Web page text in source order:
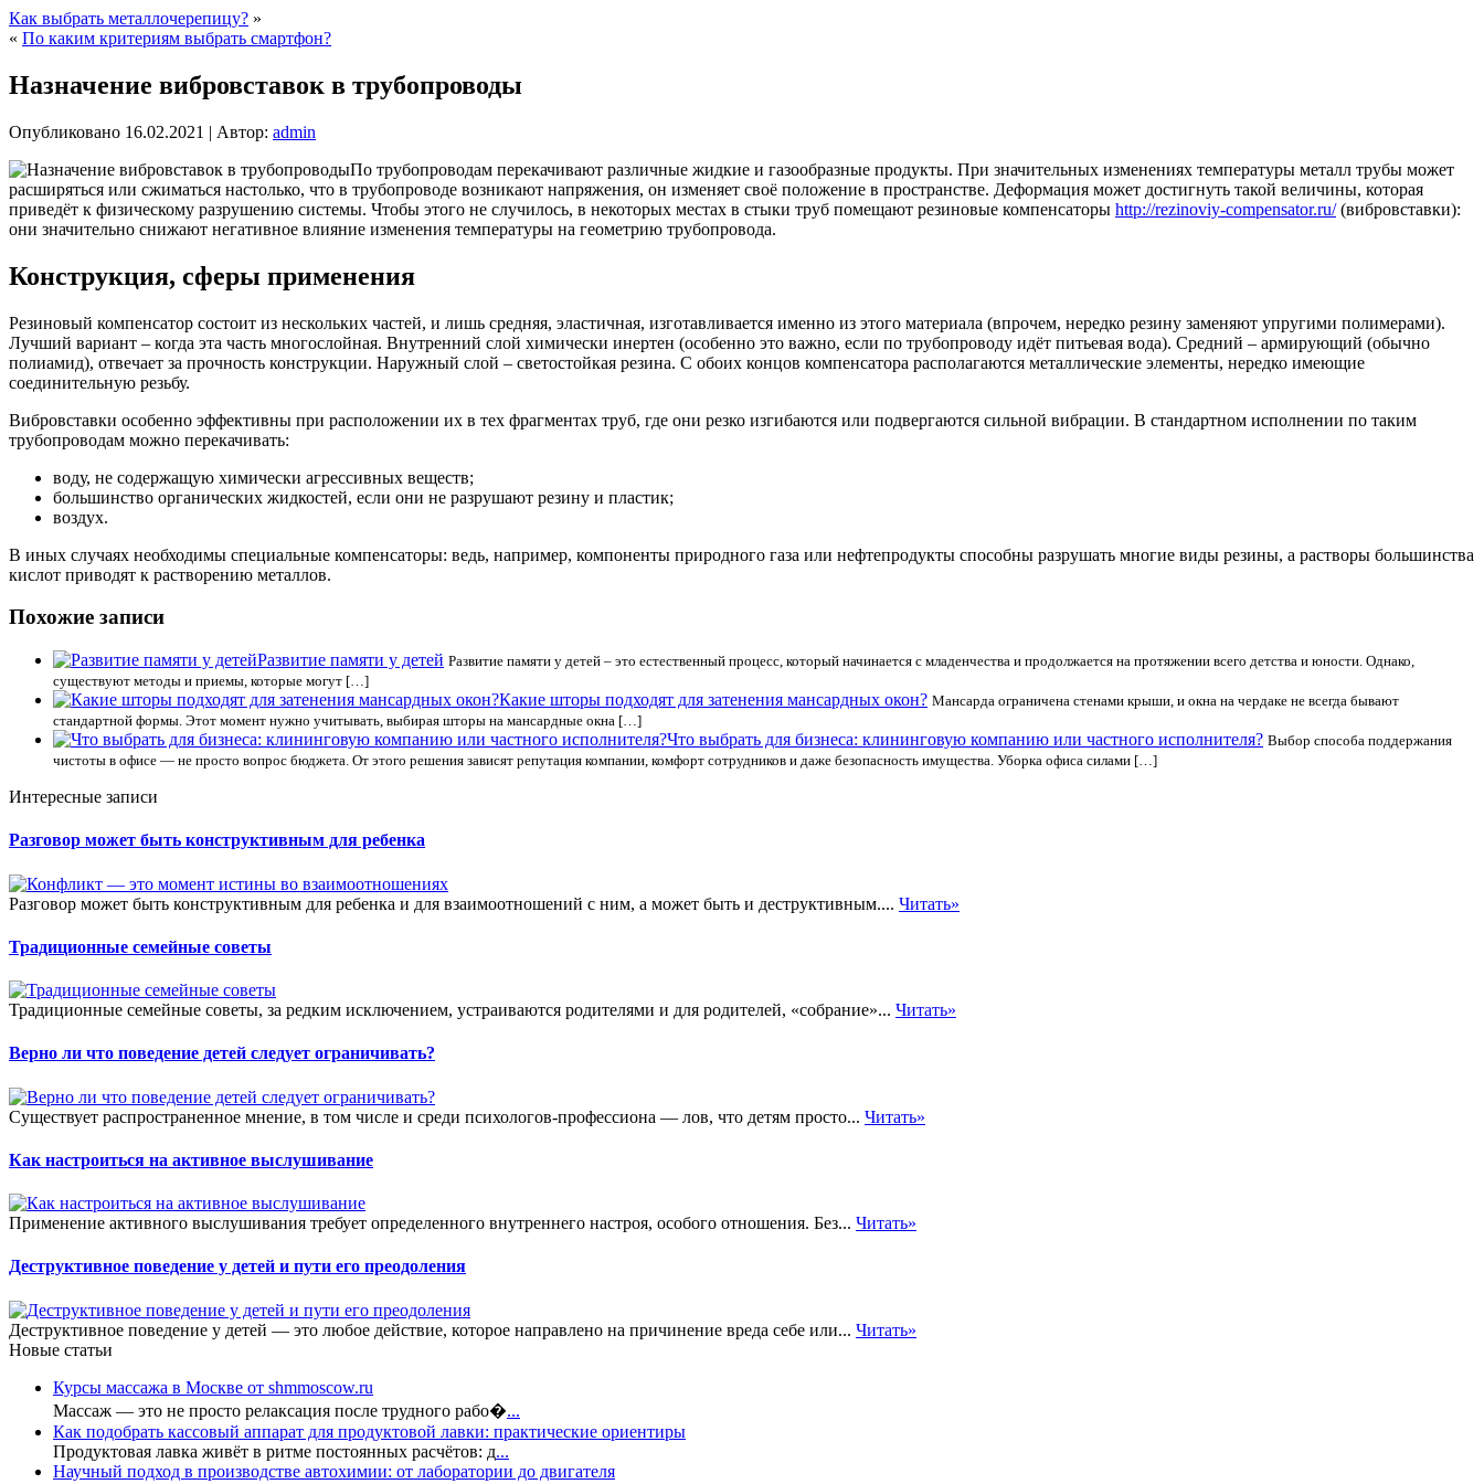
Как выбрать металлочерепицу? »
« По каким критериям выбрать смартфон?
Назначение вибровставок в трубопроводы
Опубликовано 16.02.2021 | Автор: admin
По трубопроводам перекачивают различные жидкие и газообразные продукты. При значительных изменениях температуры металл трубы может
расширяться или сжиматься настолько, что в трубопроводе возникают напряжения, он изменяет своё положение в пространстве. Деформация может достигнуть такой величины, которая
приведёт к физическому разрушению системы. Чтобы этого не случилось, в некоторых местах в стыки труб помещают резиновые компенсаторы http://rezinoviy-compensator.ru/(вибровставки):
они значительно снижают негативное влияние изменения температуры на геометрию трубопровода.
Конструкция, сферы применения
Резиновый компенсатор состоит из нескольких частей, и лишь средняя, эластичная, изготавливается именно из этого материала (впрочем, нередко резину заменяют упругими полимерами).
Лучший вариант – когда эта часть многослойная. Внутренний слой химически инертен (особенно это важно, если по трубопроводу идёт питьевая вода). Средний – армирующий (обычно
полиамид), отвечает за прочность конструкции. Наружный слой – светостойкая резина. С обоих концов компенсатора располагаются металлические элементы, нередко имеющие
соединительную резьбу.
Вибровставки особенно эффективны при расположении их в тех фрагментах труб, где они резко изгибаются или подвергаются сильной вибрации. В стандартном исполнении по таким
трубопроводам можно перекачивать:
воду, не содержащую химически агрессивных веществ;
большинство органических жидкостей, если они не разрушают резину и пластик;
воздух.
В иных случаях необходимы специальные компенсаторы: ведь, например, компоненты природного газа или нефтепродукты способны разрушать многие виды резины, а растворы большинства
кислот приводят к растворению металлов.
Похожие записи
Развитие памяти у детей Развитие памяти у детей – это естественный процесс, который начинается с младенчества и продолжается на протяжении всего детства и юности. Однако,
существуют методы и приемы, которые могут […]
Какие шторы подходят для затенения мансардных окон? Мансарда ограничена стенами крыши, и окна на чердаке не всегда бывают
стандартной формы. Этот момент нужно учитывать, выбирая шторы на мансардные окна […]
Что выбрать для бизнеса: клининговую компанию или частного исполнителя? Выбор способа поддержания
чистоты в офисе — не просто вопрос бюджета. От этого решения зависят репутация компании, комфорт сотрудников и даже безопасность имущества. Уборка офиса силами […]
Интересные записи
Разговор может быть конструктивным для ребенка
Разговор может быть конструктивным для ребенка и для взаимоотношений с ним, а может быть и деструктивным.... Читать»
Традиционные семейные советы
Традиционные семейные советы, за редким исключением, устраиваются родителями и для родителей, «собрание»... Читать»
Верно ли что поведение детей следует ограничивать?
Существует распространенное мнение, в том числе и среди психологов-профессиона — лов, что детям просто... Читать»
Как настроиться на активное выслушивание
Применение активного выслушивания требует определенного внутреннего настроя, особого отношения. Без... Читать»
Деструктивное поведение у детей и пути его преодоления
Деструктивное поведение у детей — это любое действие, которое направлено на причинение вреда себе или... Читать»
Новые статьи
Курсы массажа в Москве от shmmoscow.ru
Массаж — это не просто релаксация после трудного рабо�...
Как подобрать кассовый аппарат для продуктовой лавки: практические ориентиры
Продуктовая лавка живёт в ритме постоянных расчётов: д...
Научный подход в производстве автохимии: от лаборатории до двигателя